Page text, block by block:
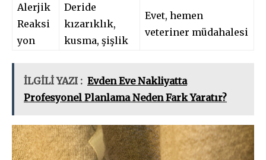
Alerjik
Reaksi
yon
Deride
kızarıklık,
kusma, şişlik
Evet, hemen
veteriner müdahalesi
İLGİLİ YAZI : Evden Eve Nakliyatta
Profesyonel Planlama Neden Fark Yaratır?